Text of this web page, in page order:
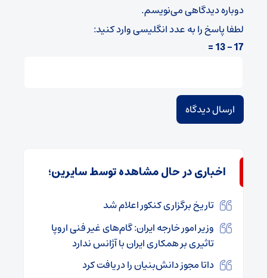
دوباره دیدگاهی می‌نویسم.
لطفا پاسخ را به عدد انگلیسی وارد کنید:
17 − 13 =
اخباری در حال مشاهده توسط سایرین؛
تاریخ برگزاری کنکور اعلام شد
وزیر امور خارجه ایران: گام‌های غیر فنی اروپا
تاثیری بر همکاری ایران با آژانس ندارد
داتا مجوز دانش‌بنیان را دریافت کرد